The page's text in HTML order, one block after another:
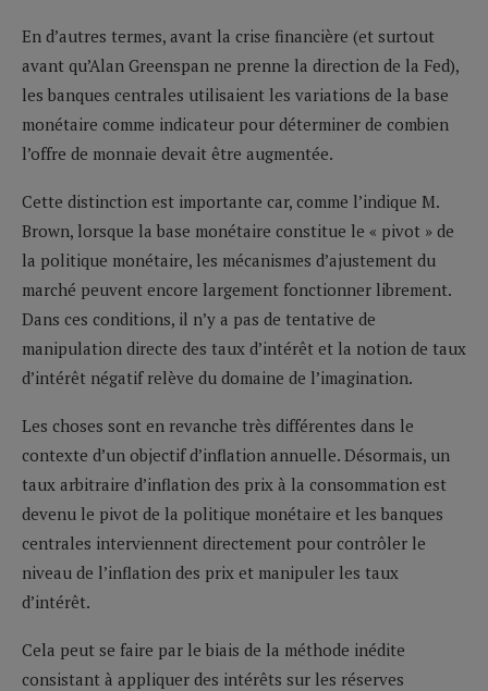
En d’autres termes, avant la crise financière (et surtout
avant qu’Alan Greenspan ne prenne la direction de la Fed),
les banques centrales utilisaient les variations de la base
monétaire comme indicateur pour déterminer de combien
l’offre de monnaie devait être augmentée.
Cette distinction est importante car, comme l’indique M.
Brown, lorsque la base monétaire constitue le « pivot » de
la politique monétaire, les mécanismes d’ajustement du
marché peuvent encore largement fonctionner librement.
Dans ces conditions, il n’y a pas de tentative de
manipulation directe des taux d’intérêt et la notion de taux
d’intérêt négatif relève du domaine de l’imagination.
Les choses sont en revanche très différentes dans le
contexte d’un objectif d’inflation annuelle. Désormais, un
taux arbitraire d’inflation des prix à la consommation est
devenu le pivot de la politique monétaire et les banques
centrales interviennent directement pour contrôler le
niveau de l’inflation des prix et manipuler les taux
d’intérêt.
Cela peut se faire par le biais de la méthode inédite
consistant à appliquer des intérêts sur les réserves